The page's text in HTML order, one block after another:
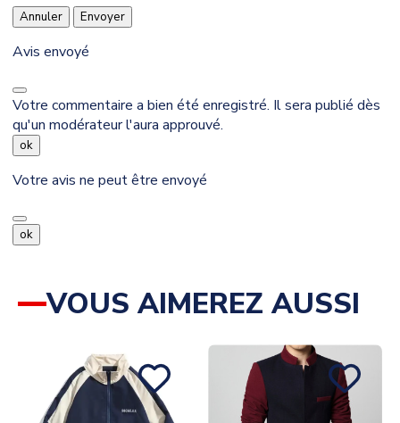
Annuler Envoyer
Avis envoyé
Votre commentaire a bien été enregistré. Il sera publié dès
qu'un modérateur l'aura approuvé.
ok
Votre avis ne peut être envoyé
ok
VOUS AIMEREZ AUSSI